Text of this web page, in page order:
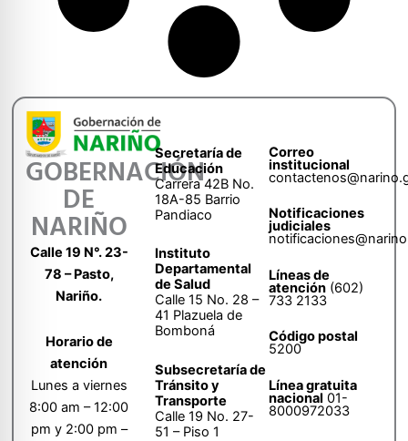
GOBERNACIÓN
DE
NARIÑO
Calle 19 N°. 23-
78 – Pasto,
Nariño.
Horario de
atención
Lunes a viernes
8:00 am – 12:00
pm y 2:00 pm –
Secretaría de
Educación
Carrera 42B No.
18A-85 Barrio
Pandiaco
Instituto
Departamental
de Salud
Calle 15 No. 28 –
41 Plazuela de
Bomboná
Subsecretaría de
Tránsito y
Transporte
Calle 19 No. 27-
51 – Piso 1
Correo
institucional
Notificaciones
judiciales
Líneas de
atención (602)
733 2133
Código postal
5200
Línea gratuita
nacional 01-
8000972033